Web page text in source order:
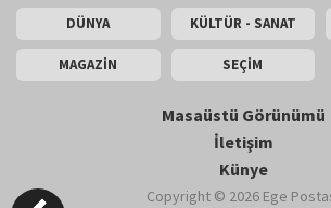
DÜNYA KÜLTÜR - SANAT
MAGAZİN SEÇİM
Masaüstü Görünümü
İletişim
Künye
Copyright © 2026 Ege